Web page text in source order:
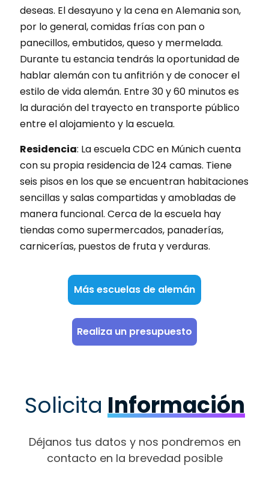
deseas. El desayuno y la cena en Alemania son,
por lo general, comidas frías con pan o
panecillos, embutidos, queso y mermelada.
Durante tu estancia tendrás la oportunidad de
hablar alemán con tu anfitrión y de conocer el
estilo de vida alemán. Entre 30 y 60 minutos es
la duración del trayecto en transporte público
entre el alojamiento y la escuela.
Residencia: La escuela CDC en Múnich cuenta
con su propia residencia de 124 camas. Tiene
seis pisos en los que se encuentran habitaciones
sencillas y salas compartidas y amobladas de
manera funcional. Cerca de la escuela hay
tiendas como supermercados, panaderías,
carnicerías, puestos de fruta y verduras.
Más escuelas de alemán
Realiza un presupuesto
Solicita Información
Déjanos tus datos y nos pondremos en
contacto en la brevedad posible